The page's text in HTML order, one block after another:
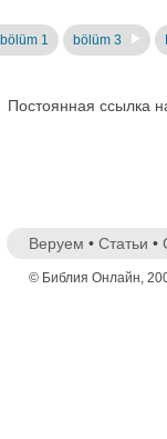
bölüm 1 bölüm 3
Постоянная ссылка
Веруем • Статьи •
© Библия Онлайн,